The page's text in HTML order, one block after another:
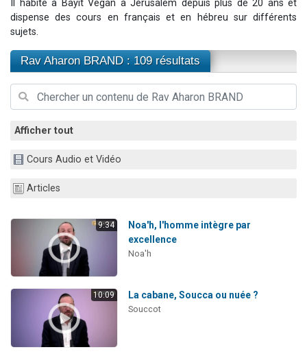
4 personnes viennent de nous rejoindre sur WhatsApp
3 personnes viennent de faire un don pour 5 jours de vacances aux Orphelins
Odaya vient de donner son Maasser
2 personnes viennent de faire un don pour Tsédaka : pauvres d'Israel
Il habite à Bayit Vegan à Jérusalem depuis plus de 20 ans et
dispense des cours en français et en hébreu sur différents
sujets.
Rav Aharon BRAND : 109 résultats
Afficher tout
Cours Audio et Vidéo
Articles
9:34
Noa'h, l'homme intègre par
excellence
Noa'h
10:09 La cabane, Soucca ou nuée ?
Souccot